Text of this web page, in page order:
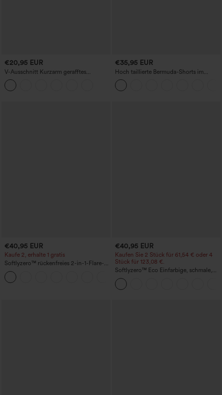
€20,95 EUR
V-Ausschnitt Kurzarm gerafftes
schlichtes Freizeit-T-Shirt
€35,95 EUR
Hoch taillierte Bermuda-Shorts im
Resort-Look, Leinen-Optik, mit
umgeschlagenem Saum, 10'' und
Taschen
€40,95 EUR
Kaufe 2, erhalte 1 gratis
Softlyzero™ rückenfreies 2-in-1-Flare-
Trainingskleid – Wannabe – Easy Peezy
€40,95 EUR
Kaufen Sie 2 Stück für 61,54 € oder 4
Stück für 123,08 €.
Softlyzero™ Eco Einfarbige, schmale,
hoch taillierte Wanderhose mit
mehreren Taschen